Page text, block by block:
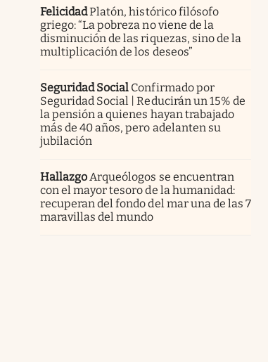
FelicidadPlatón, histórico filósofo
griego: “La pobreza no viene de la
disminución de las riquezas, sino de la
multiplicación de los deseos”
Seguridad Social Confirmado por
Seguridad Social | Reducirán un 15% de
la pensión a quienes hayan trabajado
más de 40 años, pero adelanten su
jubilación
HallazgoArqueólogos se encuentran
con el mayor tesoro de la humanidad:
recuperan del fondo del mar una de las 7
maravillas del mundo